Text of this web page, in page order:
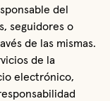
del
seguidores o
de las mismas.
de la
electrónico,